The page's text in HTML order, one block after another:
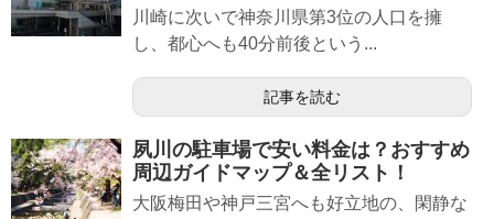
川崎に次いで神奈川県第3位の人口を擁
し、都心へも40分前後という...
記事を読む
夙川の駐車場で安い料金は？おすすめ
周辺ガイドマップ＆全リスト！
大阪梅田や神戸三宮へも好立地の、閑静な